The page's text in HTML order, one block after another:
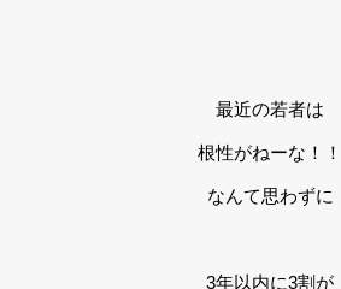
最近の若者は
根性がねーな！！
なんて思わずに
3年以内に3割が